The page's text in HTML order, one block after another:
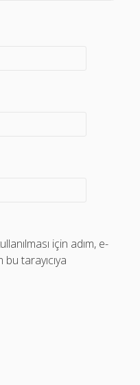
için adım, e-
tarayıcıya